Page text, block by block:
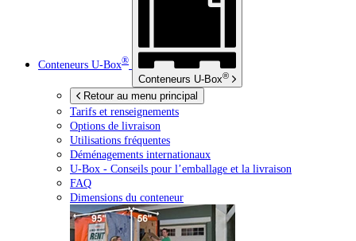
Conteneurs U-Box®
Conteneurs U-Box®
Retour au menu principal
Tarifs et renseignements
Options de livraison
Utilisations fréquentes
Déménagements internationaux
U-Box - Conseils pour l’emballage et la livraison
FAQ
Dimensions du conteneur